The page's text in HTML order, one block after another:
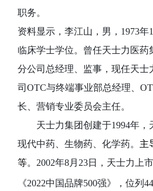
职务。
资料显示，李江山，男，1973年
临床学士学位。曾任天士力医药
分公司总经理、监事，现任天士
司OTC与终端事业部总经理、
长、营销专业委员会主任。
天士力集团创建于1994年，
现代中药、生物药、化学药。 主
等。 2002年8月23日，天士力上市
《2022中国品牌500强》，位列